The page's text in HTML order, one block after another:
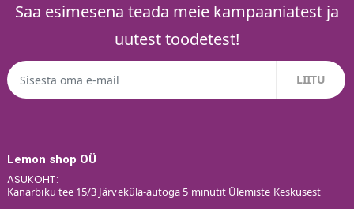
Saa esimesena teada meie kampaaniatest ja
uutest toodetest!
Lemon shop OÜ
ASUKOHT:
Kanarbiku tee 15/3 Järveküla-autoga 5 minutit Ülemiste Keskusest